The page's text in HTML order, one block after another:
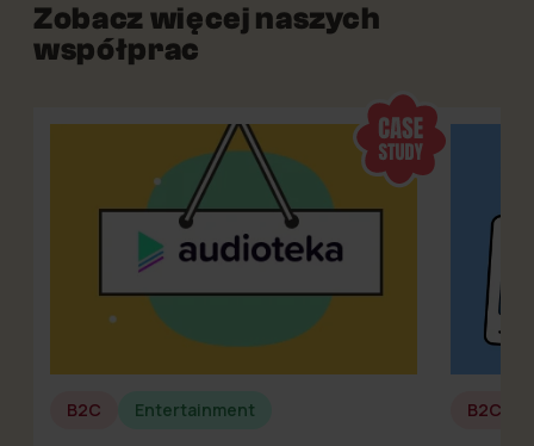
Zobacz więcej naszych
współprac
B2C Entertainment B2C